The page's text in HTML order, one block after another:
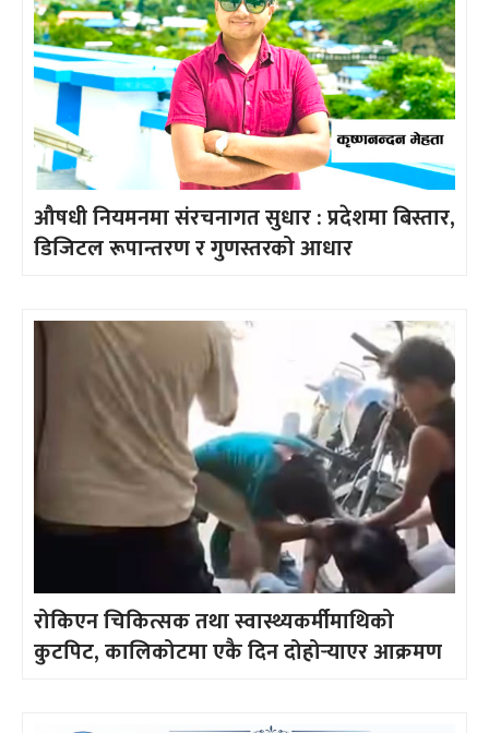
औषधी नियमनमा संरचनागत सुधार : प्रदेशमा बिस्तार,
डिजिटल रूपान्तरण र गुणस्तरको आधार
रोकिएन चिकित्सक तथा स्वास्थ्यकर्मीमाथिको
कुटपिट, कालिकोटमा एकै दिन दोहोर्‍याएर आक्रमण